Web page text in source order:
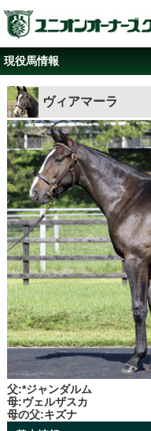
現役馬情報
ヴィアマーラ
父:*ジャンダルム
母:ヴェルザスカ
母の父:キズナ